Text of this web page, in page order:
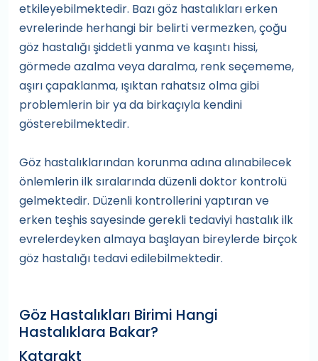
etkileyebilmektedir. Bazı göz hastalıkları erken
evrelerinde herhangi bir belirti vermezken, çoğu
göz hastalığı şiddetli yanma ve kaşıntı hissi,
görmede azalma veya daralma, renk seçememe,
aşırı çapaklanma, ışıktan rahatsız olma gibi
problemlerin bir ya da birkaçıyla kendini
gösterebilmektedir.
Göz hastalıklarından korunma adına alınabilecek
önlemlerin ilk sıralarında düzenli doktor kontrolü
gelmektedir. Düzenli kontrollerini yaptıran ve
erken teşhis sayesinde gerekli tedaviyi hastalık ilk
evrelerdeyken almaya başlayan bireylerde birçok
göz hastalığı tedavi edilebilmektedir.
Göz Hastalıkları Birimi Hangi
Hastalıklara Bakar?
Katarakt